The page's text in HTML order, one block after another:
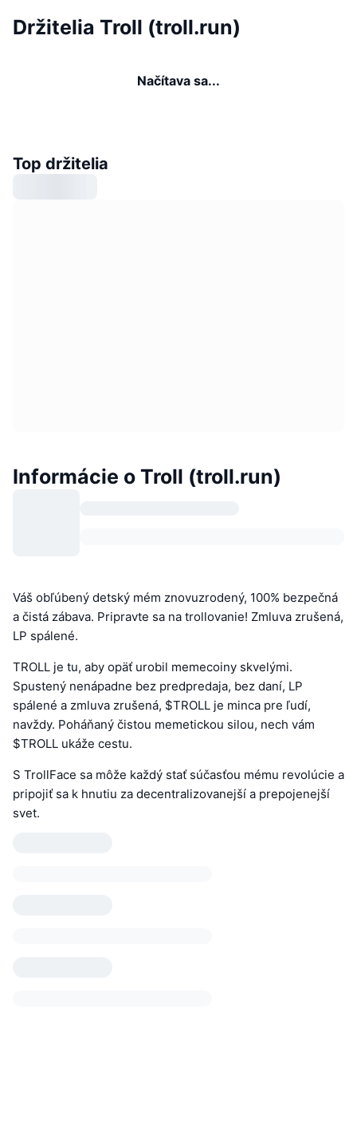
Držitelia Troll (troll.run)
Načítava sa...
Top držitelia
Informácie o Troll (troll.run)
Váš obľúbený detský mém znovuzrodený, 100% bezpečná
a čistá zábava. Pripravte sa na trollovanie! Zmluva zrušená,
LP spálené.
TROLL je tu, aby opäť urobil memecoiny skvelými.
Spustený nenápadne bez predpredaja, bez daní, LP
spálené a zmluva zrušená, $TROLL je minca pre ľudí,
navždy. Poháňaný čistou memetickou silou, nech vám
$TROLL ukáže cestu.
S TrollFace sa môže každý stať súčasťou mému revolúcie a
pripojiť sa k hnutiu za decentralizovanejší a prepojenejší
svet.